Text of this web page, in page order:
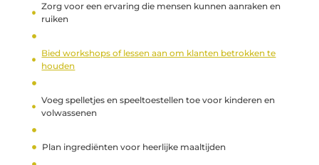
Zorg voor een ervaring die mensen kunnen aanraken en
ruiken
Bied workshops of lessen aan om klanten betrokken te
houden
Voeg spelletjes en speeltoestellen toe voor kinderen en
volwassenen
Plan ingrediënten voor heerlijke maaltijden